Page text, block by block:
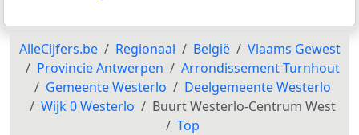
AlleCijfers.be Regionaal België
Vlaams Gewest
Provincie Antwerpen
Arrondissement Turnhout
Gemeente Westerlo
Deelgemeente Westerlo
Wijk 0 Westerlo
Buurt Westerlo-Centrum West
Top